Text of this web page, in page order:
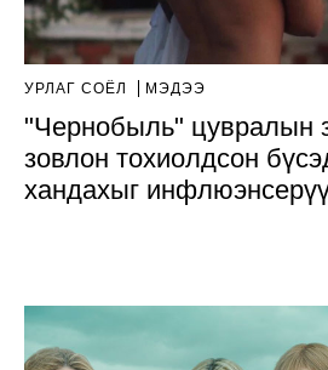
УРЛАГ СОЁЛ МЭДЭЭ
"Чернобыль" цувралын
зовлон тохиолдсон
хандахыг